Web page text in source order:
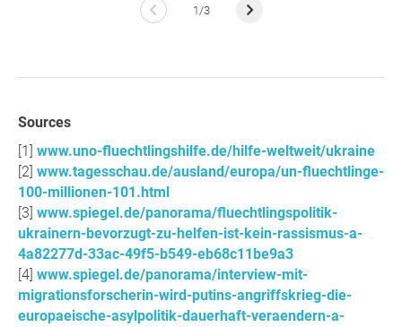
1/3
Sources
www.uno-fluechtlingshilfe.de/hilfe-weltweit/ukraine
www.tagesschau.de/ausland/europa/un-fluechtlinge-
100-millionen-101.html
www.spiegel.de/panorama/fluechtlingspolitik-
ukrainern-bevorzugt-zu-helfen-ist-kein-rassismus-a-
4a82277d-33ac-49f5-b549-eb68c11be9a3
www.spiegel.de/panorama/interview-mit-
migrationsforscherin-wird-putins-angriffskrieg-die-
europaeische-asylpolitik-dauerhaft-veraendern-a-